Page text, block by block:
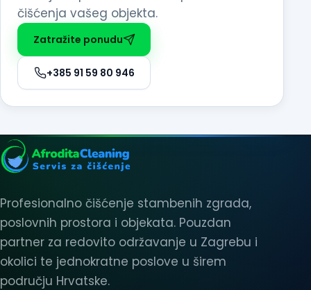
čišćenja vašeg objekta.
Zatražite ponudu
+385 91 59 80 946
Profesionalno čišćenje stambenih zgrada,
poslovnih prostora i objekata. Pouzdan
partner za redovito održavanje u Zagrebu i
okolici te jednokratne poslove u širem
području Hrvatske.